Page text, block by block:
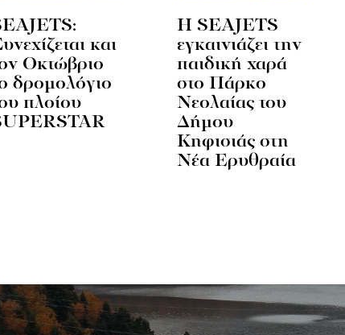
και
Οκτώβριο
δρομολόγιο
πλοίου
Η SEAJETS
εγκαινιάζει την
παιδική χαρά
στο Πάρκο
Νεολαίας του
Δήμου
Κηφισιάς στη
Νέα Ερυθραία